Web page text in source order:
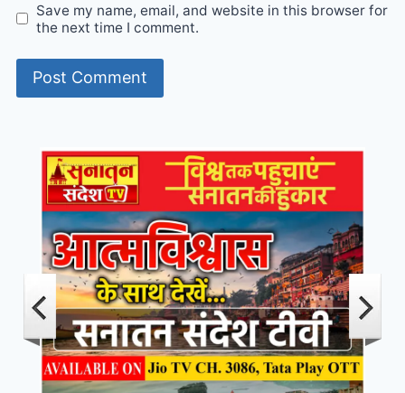
Save my name, email, and website in this browser for
the next time I comment.